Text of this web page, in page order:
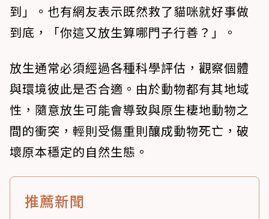
到」。也有網友表示既然救了貓咪就好事做
到底，「你這又放生算哪門子行善？」。
放生通常必須經過各種科學評估，觀察個體
與環境彼此是否合適。由於動物都有其地域
性，隨意放生可能會導致與原生棲地動物之
間的衝突，輕則受傷重則釀成動物死亡，破
壞原本穩定的自然生態。
推薦新聞